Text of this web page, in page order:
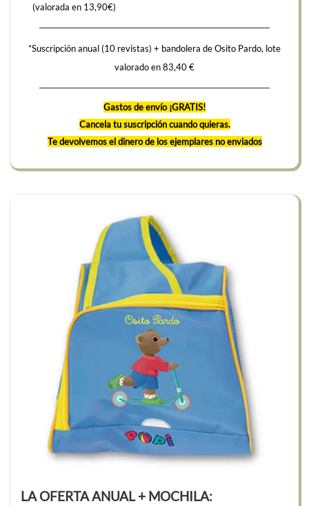
(valorada en 13,90€)
*Suscripción anual (10 revistas) + bandolera de Osito Pardo, lote
valorado en 83,40 €
Gastos de envío ¡GRATIS!
Cancela tu suscripción cuando quieras.
Te devolvemos el dinero de los ejemplares no enviados
LA OFERTA ANUAL + MOCHILA: